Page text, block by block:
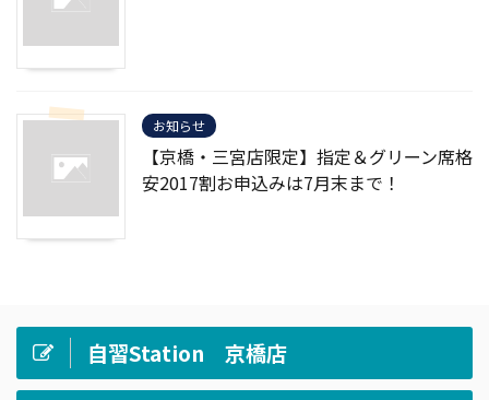
お知らせ
【京橋・三宮店限定】指定＆グリーン席格
安2017割お申込みは7月末まで！
自習Station 京橋店